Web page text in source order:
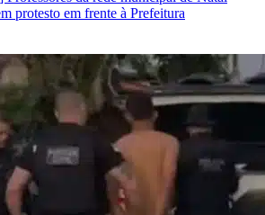
protesto em frente à Prefeitura